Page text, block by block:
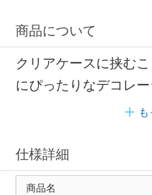
商品について
クリアケースに挟む
にぴったりなデコレ
も
仕様詳細
商品名